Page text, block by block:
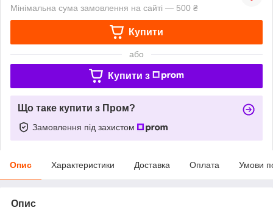
Мінімальна сума замовлення на сайті — 500 ₴
Купити
або
Купити з
Що таке купити з Пром?
Замовлення під захистом
Опис Характеристики Доставка Оплата Умови
Опис